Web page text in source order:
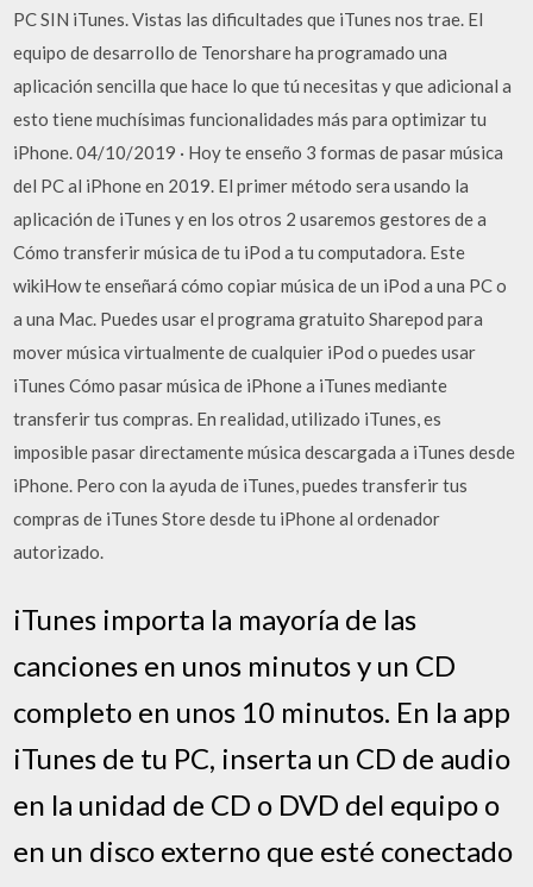
PC SIN iTunes. Vistas las dificultades que iTunes nos trae. El
equipo de desarrollo de Tenorshare ha programado una
aplicación sencilla que hace lo que tú necesitas y que adicional a
esto tiene muchísimas funcionalidades más para optimizar tu
iPhone. 04/10/2019 · Hoy te enseño 3 formas de pasar música
del PC al iPhone en 2019. El primer método sera usando la
aplicación de iTunes y en los otros 2 usaremos gestores de a
Cómo transferir música de tu iPod a tu computadora. Este
wikiHow te enseñará cómo copiar música de un iPod a una PC o
a una Mac. Puedes usar el programa gratuito Sharepod para
mover música virtualmente de cualquier iPod o puedes usar
iTunes Cómo pasar música de iPhone a iTunes mediante
transferir tus compras. En realidad, utilizado iTunes, es
imposible pasar directamente música descargada a iTunes desde
iPhone. Pero con la ayuda de iTunes, puedes transferir tus
compras de iTunes Store desde tu iPhone al ordenador
autorizado.
iTunes importa la mayoría de las
canciones en unos minutos y un CD
completo en unos 10 minutos. En la app
iTunes de tu PC, inserta un CD de audio
en la unidad de CD o DVD del equipo o
en un disco externo que esté conectado